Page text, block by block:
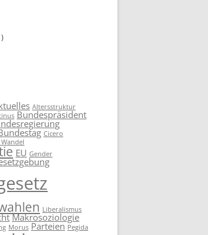
Altersstruktur
Bundespräsident
Cicero
EU Gender
Liberalismus
Makrosoziologie
Morus Parteien Pegida